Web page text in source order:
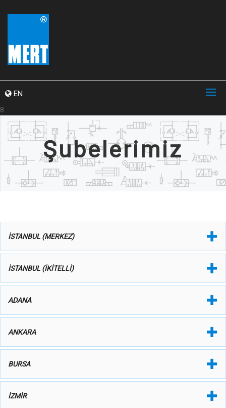
EN
8
Şubelerimiz
İSTANBUL (MERKEZ)
İSTANBUL (İKİTELLİ)
ADANA
ANKARA
BURSA
İZMİR